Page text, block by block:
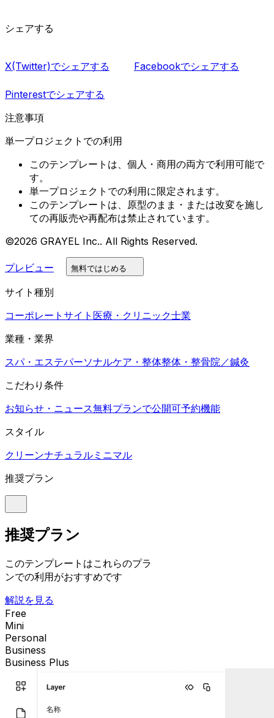
シェアする
X(Twitter)でシェアする Facebookでシェアする
Pinterestでシェアする
注意事項
単一プロジェクトでの利用
このテンプレートは、個人・商用の両方で利用可能で
す。
単一プロジェクトでの利用に限定されます。
このテンプレートは、原型のまま・または改変を施し
ての再販売や再配布は禁止されています。
©2026 GRAYEL Inc.. All Rights Reserved.
プレビュー 無料ではじめる
サイト種別
コーポレートサイト 医療・クリニック士業
業種・業界
スパ・エステパーソナルケア・整体整体・整骨院／鍼灸
こだわり条件
お知らせ・ニュース無料プランで公開可予約機能
スタイル
クリーンナチュラル ミニマル
推奨プラン
推奨プラン
このテンプレートはこれらのプラ
ンでの利用がおすすめです
解説を見る
Free
Mini
Personal
Business
Business Plus